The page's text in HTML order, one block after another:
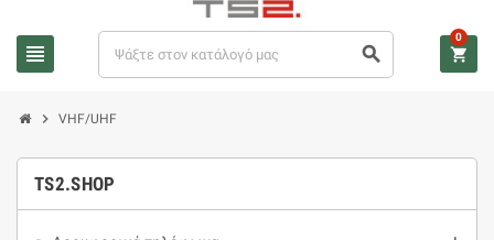
view_headline search shopping_cart
0
chevron_right VHF/UHF
TS2.SHOP